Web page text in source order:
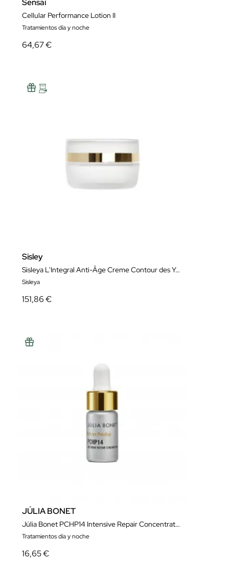
Sensai
Cellular Performance Lotion II
Tratamientos día y noche
64,67 €
Sisley
Sisleya L'Integral Anti-Âge Creme Contour des Yeux et Levrès 15 ml
Sisleya
151,86 €
JÚLIA BONET
Júlia Bonet PCHP14 Intensive Repair Concentrate Monodosis 2 ml
Tratamientos día y noche
16,65 €